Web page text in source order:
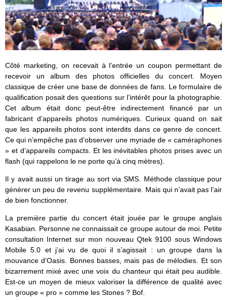
Côté marketing, on recevait à l’entrée un coupon permettant de
recevoir un album des photos officielles du concert. Moyen
classique de créer une base de données de fans. Le formulaire de
qualification posait des questions sur l’intérêt pour la photographie.
Cet album était donc peut-être indirectement financé par un
fabricant d’appareils photos numériques. Curieux quand on sait
que les appareils photos sont interdits dans ce genre de concert.
Ce qui n’empêche pas d’observer une myriade de « caméraphones
» et d’appareils compacts. Et les inévitables photos prises avec un
flash (qui rappelons le ne porte qu’à cinq mètres).
Il y avait aussi un tirage au sort via SMS. Méthode classique pour
générer un peu de revenu supplémentaire. Mais qui n’avait pas l’air
de bien fonctionner.
La première partie du concert était jouée par le groupe anglais
Kasabian. Personne ne connaissait ce groupe autour de moi. Petite
consultation Internet sur mon nouveau Qtek 9100 sous Windows
Mobile 5.0 et j’ai vu de quoi il s’agissait : un groupe dans la
mouvance d’Oasis. Bonnes basses, mais pas de mélodies. Et son
bizarrement mixé avec une voix du chanteur qui était peu audible.
Est-ce un moyen de mieux valoriser la différence de qualité avec
un groupe « pro » comme les Stones ? Bof.